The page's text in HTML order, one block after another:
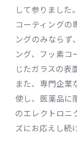
して参りました。
コーティングの
ングのみならず
ング、フッ素コ
じたガラスの表
また、専門企業
使し、医薬品に
のエレクトロニ
ズにお応えし続